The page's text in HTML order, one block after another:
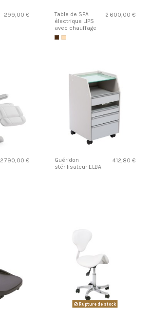
299,00 €
Table de SPA
électrique LIPS
avec chauffage
2 600,00 €
2 790,00 €
Guéridon
stérilisateur ELBA
412,80 €
Rupture de stock